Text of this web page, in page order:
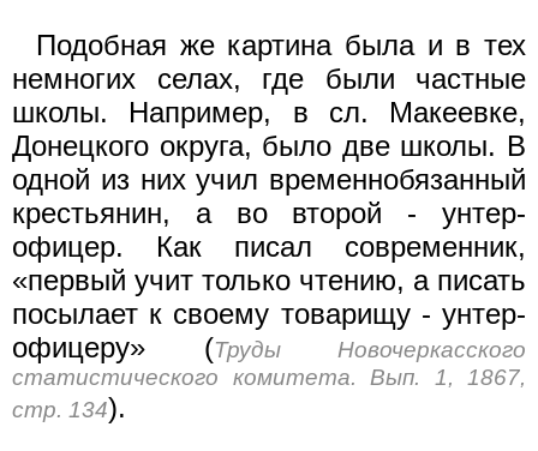
Подобная же картина была и в тех
немногих селах, где были частные
школы. Например, в сл. Макеевке,
Донецкого округа, было две школы. В
одной из них учил временнобязанный
крестьянин, а во второй - унтер-
офицер. Как писал современник,
«первый учит только чтению, а писать
посылает к своему товарищу - унтер-
офицеру» (Труды Новочеркасского
статистического комитета. Вып. 1, 1867,
стр. 134).